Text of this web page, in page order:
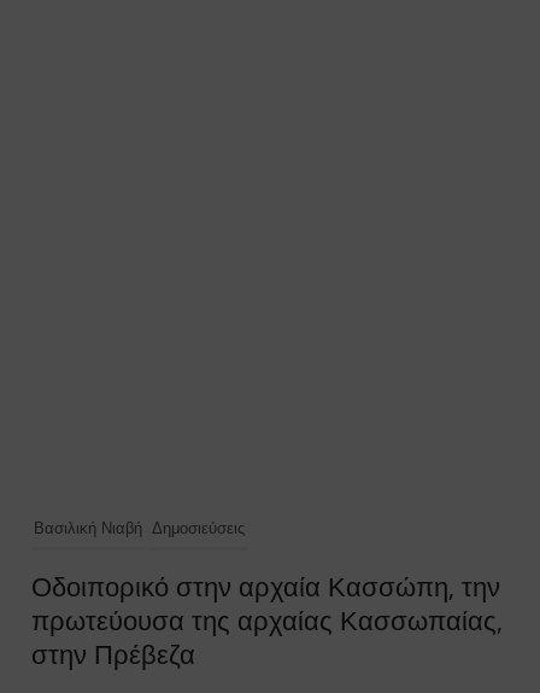
Βασιλική Νιαβή Δημοσιεύσεις
Οδοιπορικό στην αρχαία Κασσώπη, την
πρωτεύουσα της αρχαίας Κασσωπαίας,
στην Πρέβεζα